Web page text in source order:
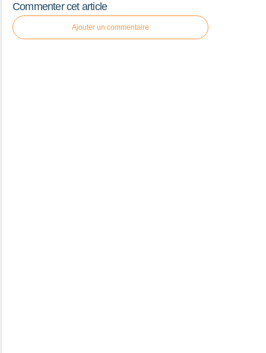
Commenter cet article
Ajouter un commentaire